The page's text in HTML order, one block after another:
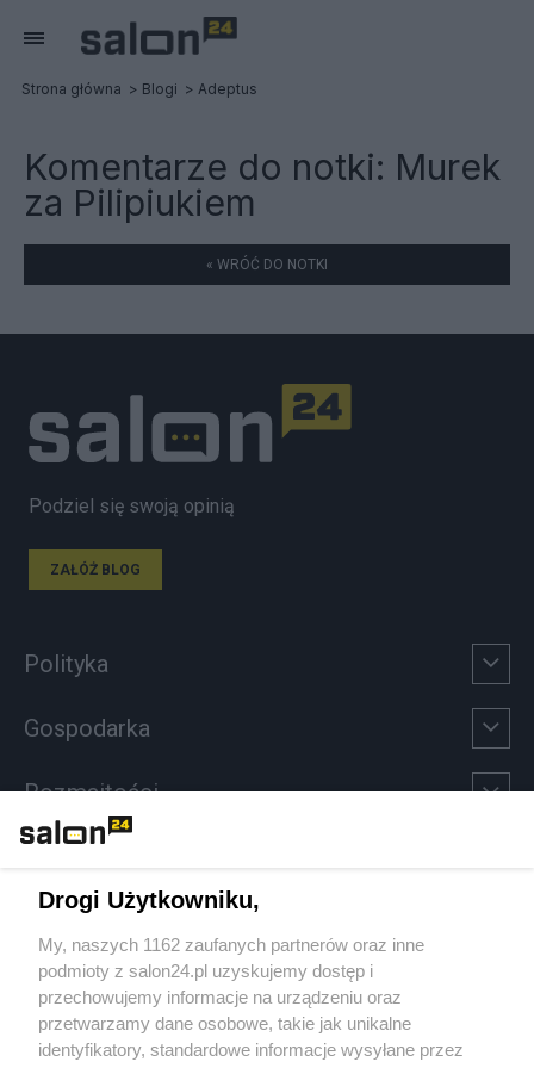
Strona główna Blogi Adeptus
Komentarze do notki: Murek
za Pilipiukiem
« WRÓĆ DO NOTKI
Podziel się swoją opinią
ZAŁÓŻ BLOG
Polityka
Gospodarka
Rozmaitości
Sport
Społeczeństwo
Kultura
Drogi Użytkowniku,
My, naszych 1162 zaufanych partnerów oraz inne
podmioty z salon24.pl uzyskujemy dostęp i
przechowujemy informacje na urządzeniu oraz
przetwarzamy dane osobowe, takie jak unikalne
identyfikatory, standardowe informacje wysyłane przez